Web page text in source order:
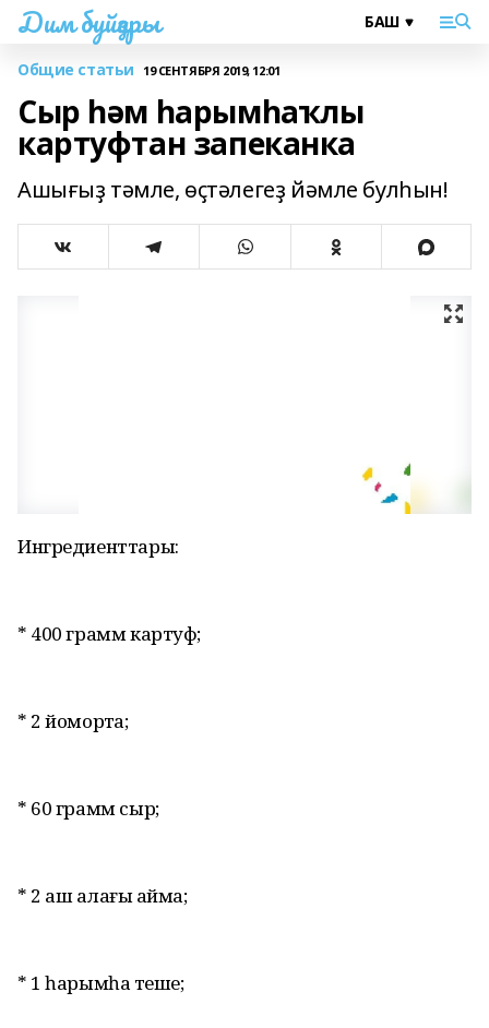
Дим буйҙары
Общие статьи 19 СЕНТЯБРЯ 2019, 12:01
Сыр һәм һарымһаҡлы
картуфтан запеканка
Ашығыҙ тәмле, өҫтәлегеҙ йәмле булһын!
Ингредиенттары:
* 400 грамм картуф;
* 2 йомортҡа;
* 60 грамм сыр;
* 2 аш ҡалағы ҡаймаҡ;
* 1 һарымһаҡ теше;